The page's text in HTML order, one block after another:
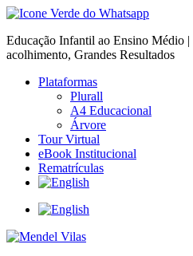
Educação Infantil ao Ensino Médio
acolhimento, Grandes Resultados
Plataformas
Plurall
A4 Educacional
Árvore
Tour Virtual
eBook Institucional
Rematrículas